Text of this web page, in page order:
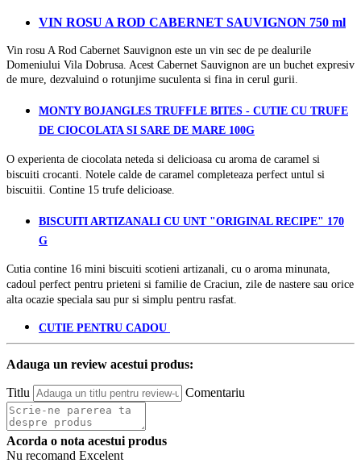
VIN ROSU A ROD CABERNET SAUVIGNON 750 ml
Vin rosu A Rod Cabernet Sauvignon este un vin sec de pe dealurile
Domeniului Vila Dobrusa. Acest Cabernet Sauvignon are un buchet expresiv
de mure, dezvaluind o rotunjime suculenta si fina in cerul gurii.
MONTY BOJANGLES TRUFFLE BITES - CUTIE CU TRUFE
DE CIOCOLATA SI SARE DE MARE 100G
O experienta de ciocolata neteda si delicioasa cu aroma de caramel si
biscuiti crocanti. Notele calde de caramel completeaza perfect untul si
biscuitii. Contine 15 trufe delicioase.
BISCUITI ARTIZANALI CU UNT "ORIGINAL RECIPE" 170
G
Cutia contine 16 mini biscuiti scotieni artizanali, cu o aroma minunata,
cadoul perfect pentru prieteni si familie de Craciun, zile de nastere sau orice
alta ocazie speciala sau pur si simplu pentru rasfat.
CUTIE PENTRU CADOU
Adauga un review acestui produs:
Titlu Comentariu
Acorda o nota acestui produs
Nu recomand Excelent